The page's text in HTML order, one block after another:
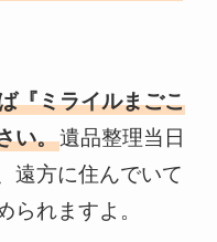
『ミライルまごこ
い。遺品整理当日
遠方に住んでいて
られますよ。